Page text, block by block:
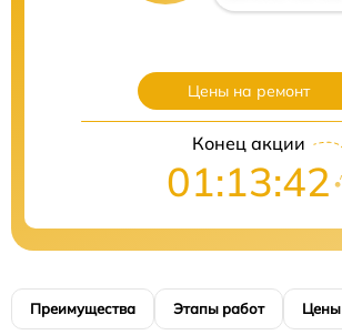
Цены на ремонт
Конец акции
01:13:40
Преимущества Этапы работ Цены